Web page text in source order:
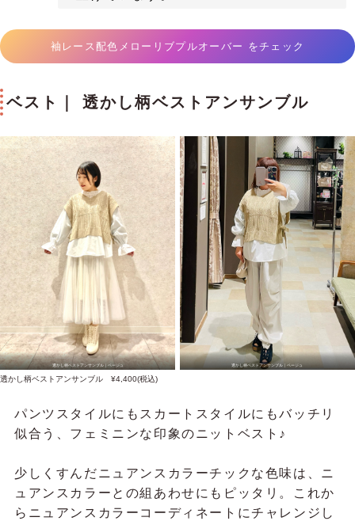
袖レース配色メローリブプルオーバー をチェック
ベスト｜ 透かし柄ベストアンサンブル
透かし柄ベストアンサンブル｜ベージュ 透かし柄ベストアンサンブル｜ベージュ
透かし柄ベストアンサンブル ¥4,400(税込)
パンツスタイルにもスカートスタイルにもバッチリ
似合う、フェミニンな印象のニットベスト♪
少しくすんだニュアンスカラーチックな色味は、ニ
ュアンスカラーとの組あわせにもピッタリ。これか
らニュアンスカラーコーディネートにチャレンジし